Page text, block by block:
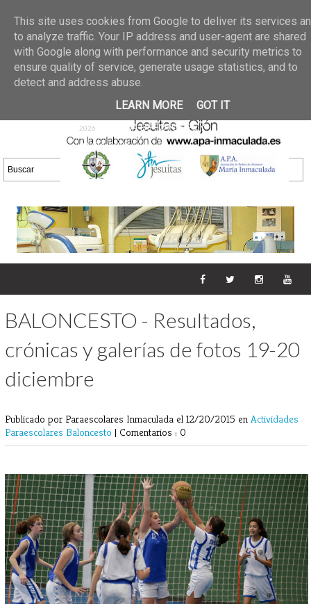
02 jun 2026
GALERIA DE FOTOS
30/05/2026
25 may 2026
GALERIA
DE FOTOS 23/05/2026
20 may
2026
GALERIA DE FOTOS
16/05/2026
DE FOTOS 09/05/2026
28 abr
2026
GALERIA DE FOTOS 25 Y
26/04/2026
BALONCESTO - Resultados,
crónicas y galerías de fotos 19-20
diciembre
Publicado por Paraescolares Inmaculada el 12/20/2015 en Actividades
Paraescolares Baloncesto | Comentarios : 0
This site uses cookies from Google to deliver its services
to analyze traffic. Your IP address and user-agent are shared
with Google along with performance and security metrics to
ensure quality of service, generate usage statistics, and to
detect and address abuse.
LEARN MORE
GOT IT